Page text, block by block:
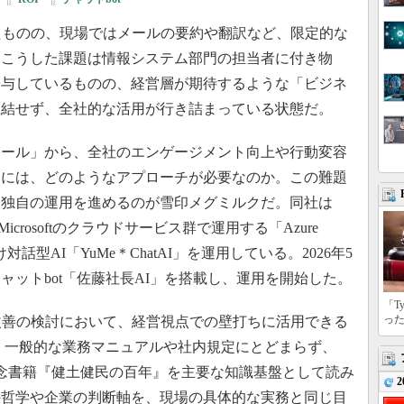
の、現場ではメールの要約や翻訳など、限定的な
した課題は情報システム部門の担当者に付き物
しているものの、経営層が期待するような「ビジネ
せず、全社的な活用が行き詰まっている状態だ。
」から、全社のエンゲージメント向上や行動変容
は、どのようなアプローチが必要なのか。この難題
自の運用を進めるのが雪印メグミルクだ。同社は
のクラウドサービス群で運用する「Azure
対話型AI「YuMe＊ChatAI」を運用している。2026年5
ットbot「佐藤社長AI」を搭載し、運用を開始した。
検討において、経営視点での壁打ちに活用できる
般的な業務マニュアルや社内規定にとどまらず、
書籍『健土健民の百年』を主要な知識基盤として読み
学や企業の判断軸を、現場の具体的な実務と同じ目
「
っ